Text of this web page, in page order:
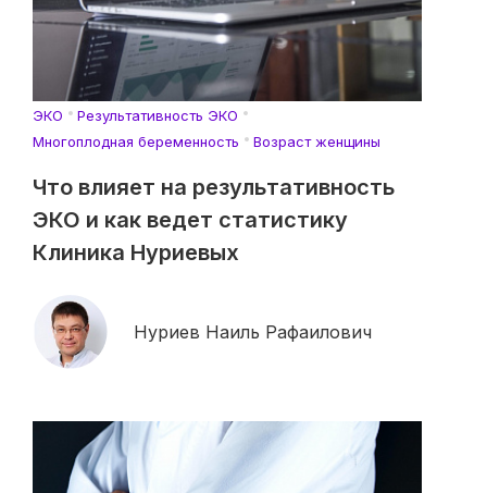
ЭКО
Результативность ЭКО
Многоплодная беременность
Возраст женщины
Что влияет на результативность
ЭКО и как ведет статистику
Клиника Нуриевых
Нуриев Наиль Рафаилович